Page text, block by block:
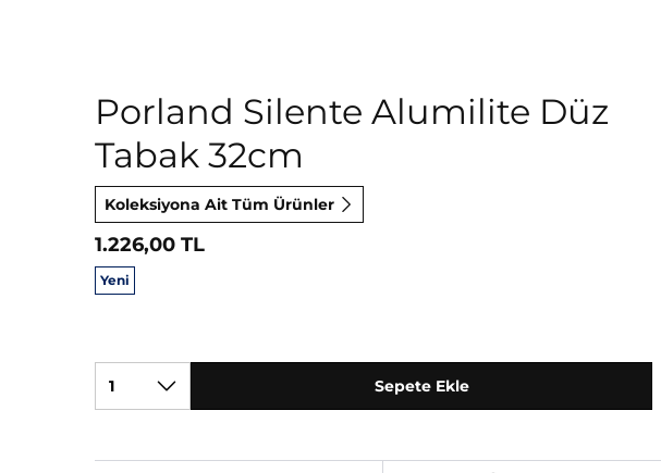
Porland Silente Alumilite Düz
Tabak 32cm
Koleksiyona Ait Tüm Ürünler
1.226,00 TL
Yeni
1 Sepete Ekle